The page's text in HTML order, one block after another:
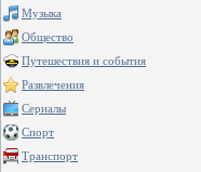
Музыка
Общество
Путешествия и события
Развлечения
Сериалы
Спорт
Транспорт